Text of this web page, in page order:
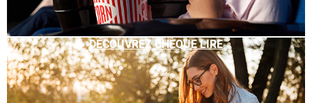
DÉCOUVREZ CHÈQUE LIRE